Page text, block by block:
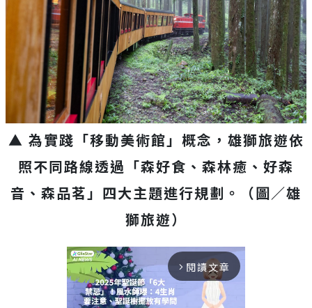
▲ 為實踐「移動美術館」概念，雄獅旅遊依
照不同路線透過「森好食、森林癒、好森
音、森品茗」四大主題進行規劃。（圖／雄
獅旅遊）
arrow_forward_ios 閱讀文章